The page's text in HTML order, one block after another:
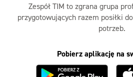
Zespół TIM to zgrana grupa
przygotowujących razem posiłki
potrzeb.
Pobierz aplikację na